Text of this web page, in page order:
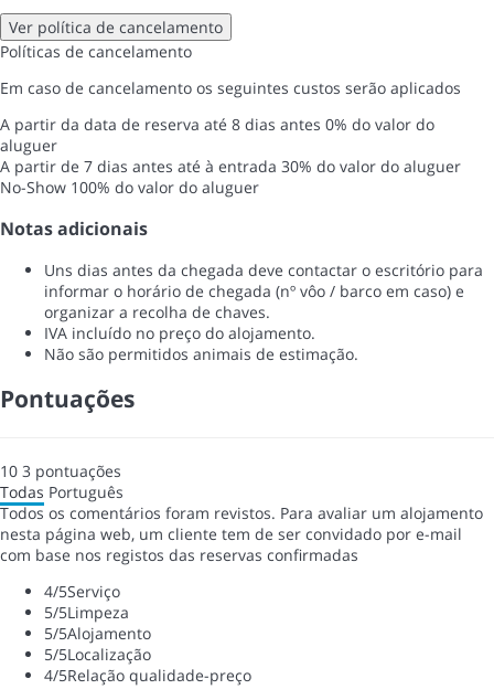
Ver política de cancelamento
Políticas de cancelamento
Em caso de cancelamento os seguintes custos serão aplicados
A partir da data de reserva até 8 dias antes 0% do valor do
aluguer
A partir de 7 dias antes até à entrada 30% do valor do aluguer
No-Show 100% do valor do aluguer
Notas adicionais
Uns dias antes da chegada deve contactar o escritório para
informar o horário de chegada (nº vôo / barco em caso) e
organizar a recolha de chaves.
IVA incluído no preço do alojamento.
Não são permitidos animais de estimação.
Pontuações
10 3 pontuações
Todas Português
Todos os comentários foram revistos. Para avaliar um alojamento
nesta página web, um cliente tem de ser convidado por e-mail
com base nos registos das reservas confirmadas
4/5Serviço
5/5Limpeza
5/5Alojamento
5/5Localização
4/5Relação qualidade-preço